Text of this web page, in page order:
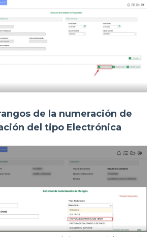
de la numeración de
del tipo Electrónica